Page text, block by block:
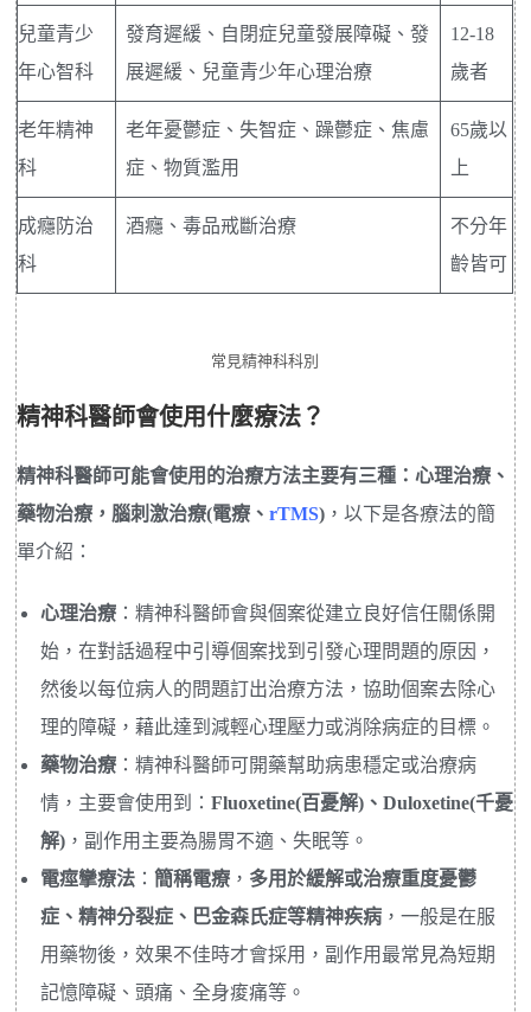
兒童青少
年心智科
發育遲緩、自閉症兒童發展障礙、發
展遲緩、兒童青少年心理治療
12-18
歲者
老年精神
科
老年憂鬱症、失智症、躁鬱症、焦慮
症、物質濫用
65歲以
上
成癮防治
科
酒癮、毒品戒斷治療
不分年
齡皆可
常見精神科科別
精神科醫師會使用什麼療法？
精神科醫師可能會使用的治療方法主要有三種：心理治療、
藥物治療，腦刺激治療(電療、rTMS) ，以下是各療法的簡
單介紹：
心理治療 ：精神科醫師會與個案從建立良好信任關係開
始，在對話過程中引導個案找到引發心理問題的原因，
然後以每位病人的問題訂出治療方法，協助個案去除心
理的障礙，藉此達到減輕心理壓力或消除病症的目標。
藥物治療 ：精神科醫師可開藥幫助病患穩定或治療病
情，主要會使用到：Fluoxetine(百憂解)、Duloxetine(千憂
解) ，副作用主要為腸胃不適、失眠等。
電痙攣療法 ：簡稱電療 ， 多用於緩解或治療重度憂鬱
症、精神分裂症、巴金森氏症等精神疾病 ，一般是在服
用藥物後，效果不佳時才會採用，副作用最常見為短期
記憶障礙、頭痛、全身痠痛等。